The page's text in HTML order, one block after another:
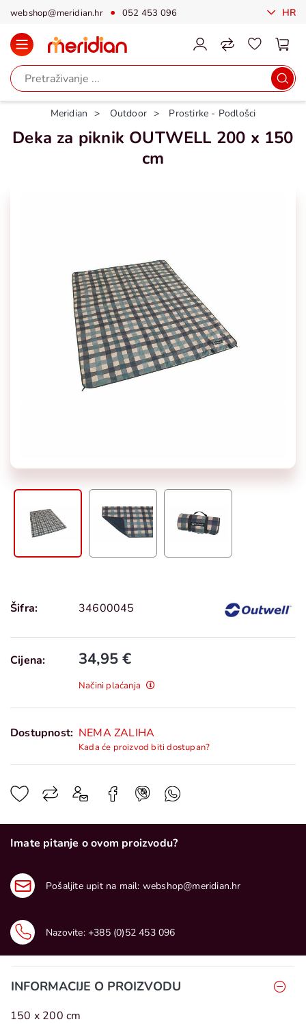
webshop@meridian.hr 052 453 096 HR
Meridian Outdoor Prostirke - Podlošci
Deka za piknik OUTWELL 200 x 150
cm
Šifra: 34600045
Cijena: 34,95 €
Načini plaćanja
Dostupnost: NEMA ZALIHA
Kada će proizvod biti dostupan?
Imate pitanje o ovom proizvodu?
Pošaljite upit na mail: webshop@meridian.hr
Nazovite: +385 (0)52 453 096
INFORMACIJE O PROIZVODU
150 x 200 cm